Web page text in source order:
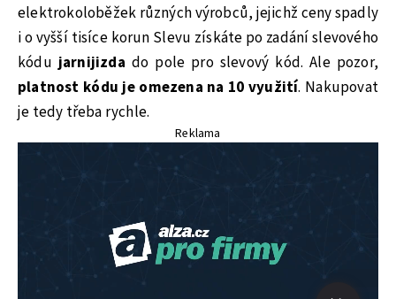
elektrokoloběžek různých výrobců, jejichž ceny spadly
i o vyšší tisíce korun Slevu získáte po zadání slevového
kódu jarnijizda do pole pro slevový kód. Ale pozor,
platnost kódu je omezena na 10 využití. Nakupovat
je tedy třeba rychle.
Reklama